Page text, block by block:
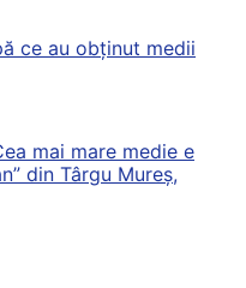
ce au obținut medii
mai mare medie e
din Târgu Mureș,